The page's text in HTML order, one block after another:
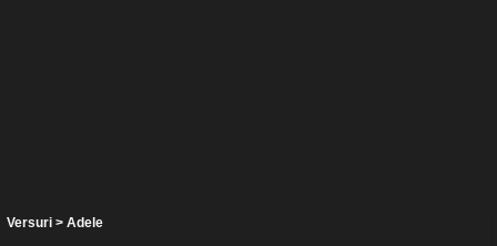
Versuri > Adele